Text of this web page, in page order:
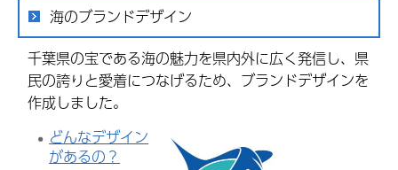
海のブランドデザイン
千葉県の宝である海の魅力を県内外に広く発信し、県
民の誇りと愛着につなげるため、ブランドデザインを
作成しました。
どんなデザイン
があるの？